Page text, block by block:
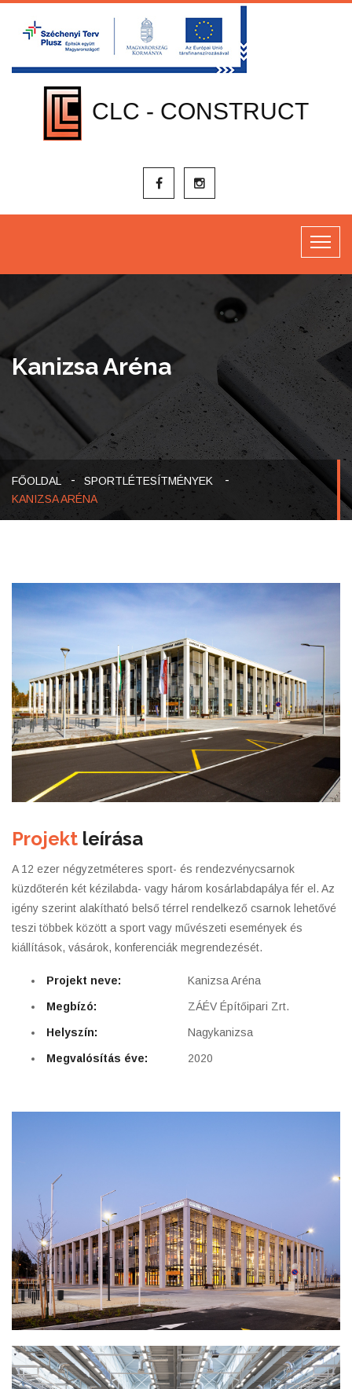
CLC - CONSTRUCT
Kanizsa Aréna
FŐOLDAL SPORTLÉTESÍTMÉNYEK -
KANIZSA ARÉNA
Projekt leírása
A 12 ezer négyzetméteres sport- és rendezvénycsarnok
küzdőterén két kézilabda- vagy három kosárlabdapálya fér el. Az
igény szerint alakítható belső térrel rendelkező csarnok lehetővé
teszi többek között a sport vagy művészeti események és
kiállítások, vásárok, konferenciák megrendezését.
Projekt neve: Kanizsa Aréna
Megbízó: ZÁÉV Építőipari Zrt.
Helyszín: Nagykanizsa
Megvalósítás éve: 2020